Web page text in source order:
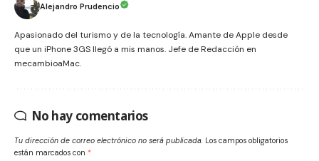
Alejandro Prudencio
Apasionado del turismo y de la tecnología. Amante de Apple desde
que un iPhone 3GS llegó a mis manos. Jefe de Redacción en
mecambioaMac.
No hay comentarios
Tu dirección de correo electrónico no será publicada. Los campos obligatorios
están marcados con *